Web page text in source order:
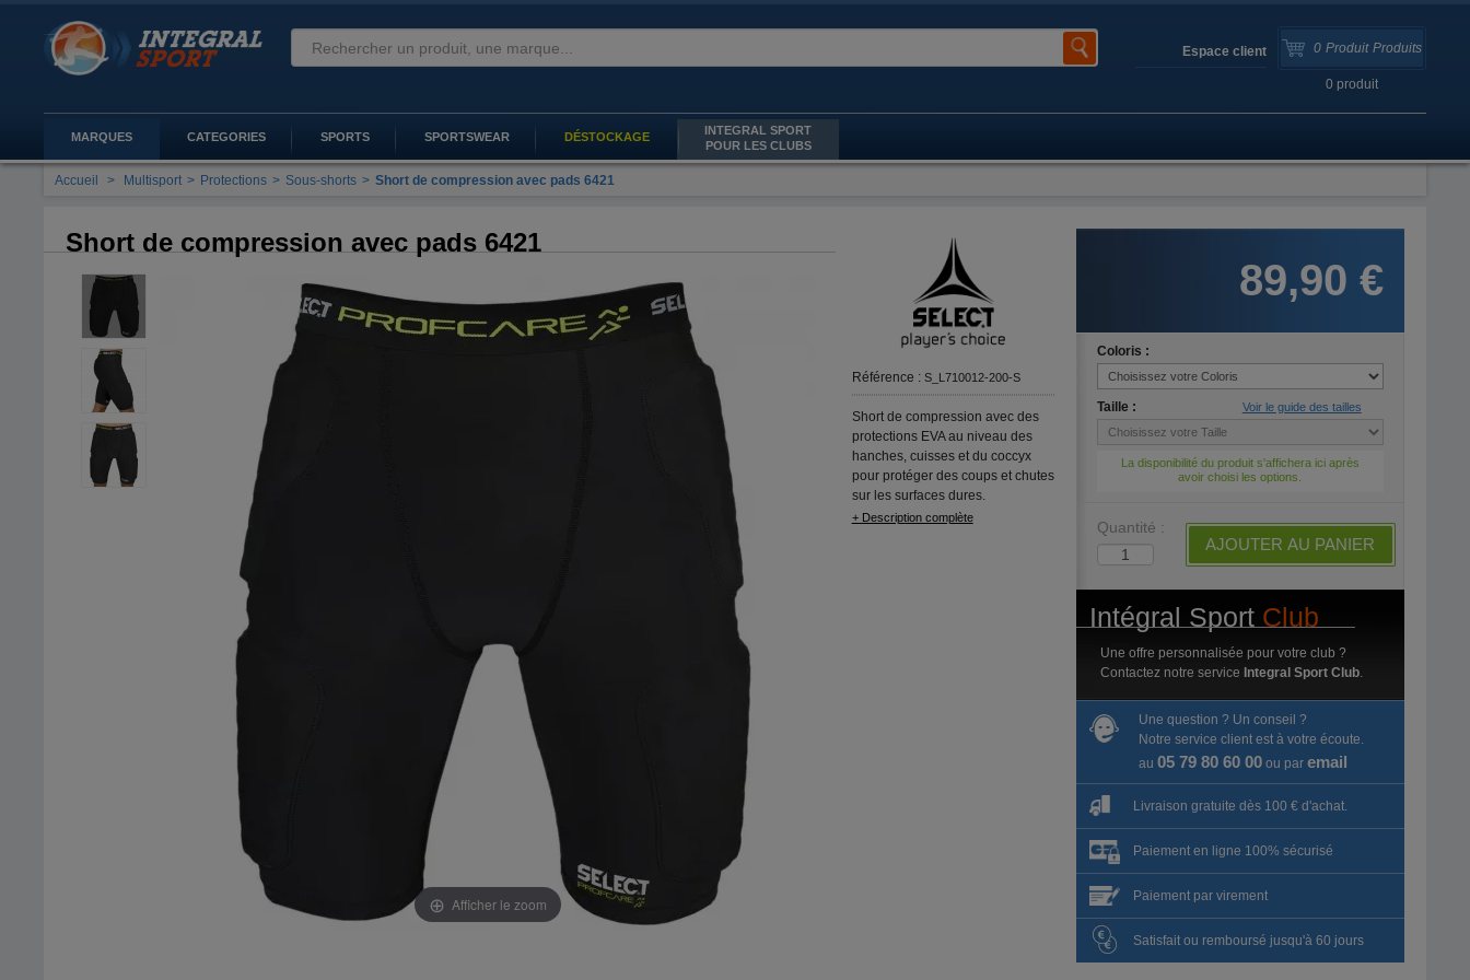
0 Produit Produits
0 produit
Espace client
MARQUES CATEGORIES SPORTS SPORTSWEAR DÉSTOCKAGE
INTEGRAL SPORT
POUR LES CLUBS
Accueil > Multisport > Protections > Sous-shorts > Short de compression avec pads 6421
Short de compression avec pads 6421
Afficher le zoom
Référence : S_L710012-200-S
Short de compression avec des
protections EVA au niveau des
hanches, cuisses et du coccyx
pour protéger des coups et chutes
sur les surfaces dures.
+ Description complète
89,90 €
Coloris :
Taille : Voir le guide des tailles
La disponibilité du produit s'affichera ici après
avoir choisi les options.
Quantité :
AJOUTER AU PANIER
Intégral Sport Club
Une offre personnalisée pour votre club ?
Contactez notre service Integral Sport Club.
Une question ? Un conseil ?
Notre service client est à votre écoute.
au 05 79 80 60 00ou par email
Livraison gratuite dès 100 € d'achat.
Paiement en ligne 100% sécurisé
Paiement par virement
Satisfait ou remboursé jusqu'à 60 jours